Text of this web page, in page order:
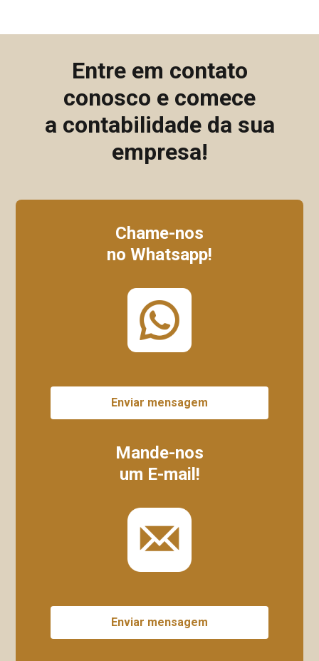
Entre em contato
conosco e comece
a contabilidade da sua
empresa!
Chame-nos
no Whatsapp!
Enviar mensagem
Mande-nos
um E-mail!
Enviar mensagem